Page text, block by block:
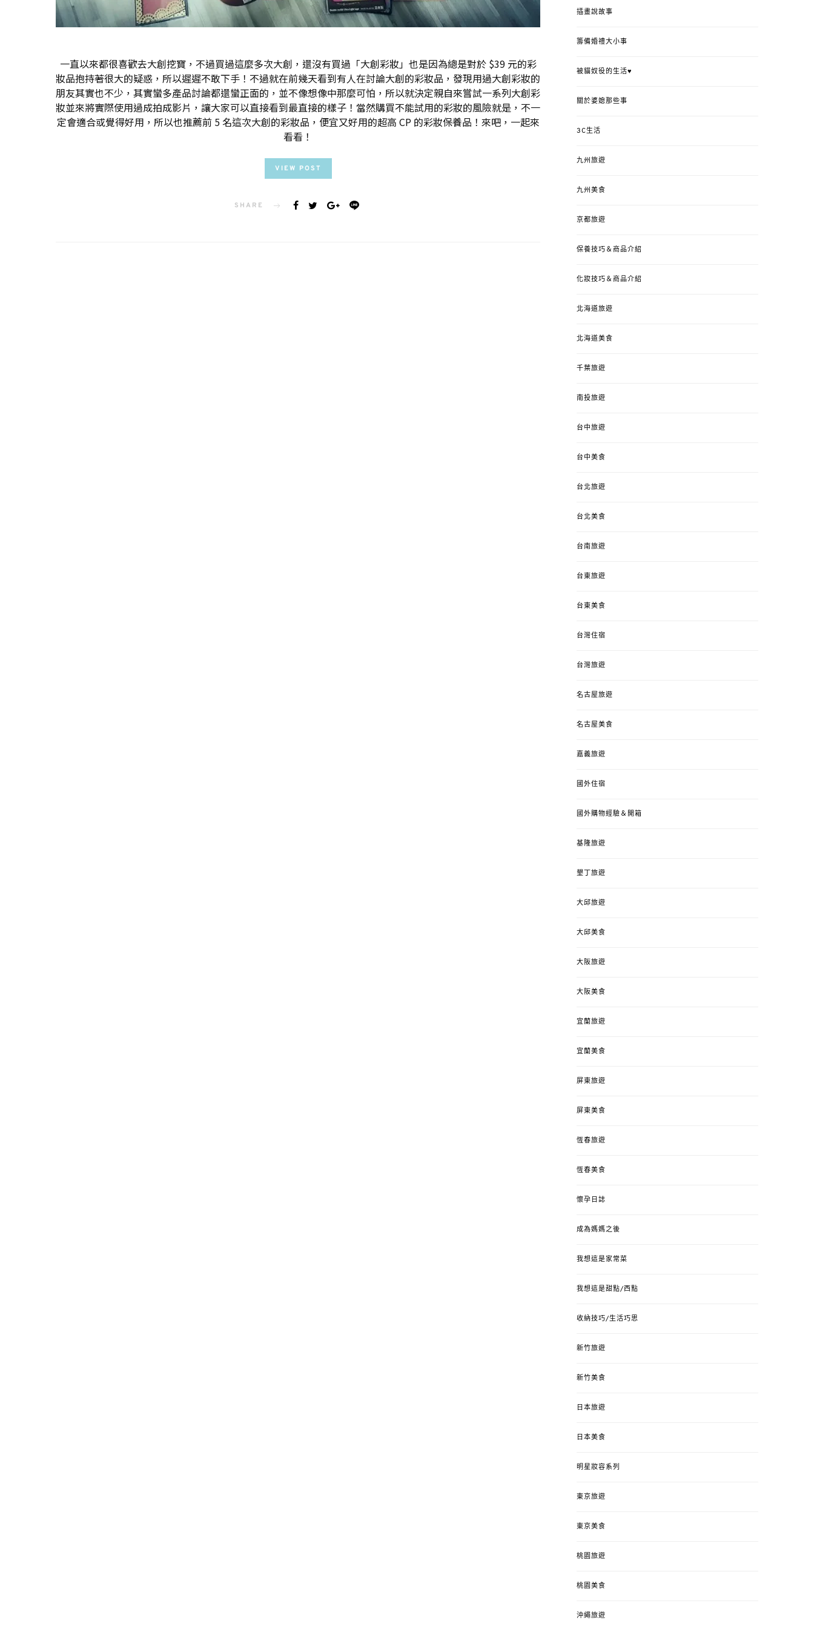
一直以來都很喜歡去大創挖寶，不過買過這麼多次大創，還沒有買過「大創彩妝」也是因為總是對於 $39 元的彩
妝品抱持著很大的疑惑，所以遲遲不敢下手！不過就在前幾天看到有人在討論大創的彩妝品，發現用過大創彩妝的
朋友其實也不少，其實蠻多產品討論都還蠻正面的，並不像想像中那麼可怕，所以就決定親自來嘗試一系列大創彩
妝並來將實際使用過成拍成影片，讓大家可以直接看到最直接的樣子！當然購買不能試用的彩妝的風險就是，不一
定會適合或覺得好用，所以也推薦前 5 名這次大創的彩妝品，便宜又好用的超高 CP 的彩妝保養品！來吧，一起來
看看！
VIEW POST
SHARE
插畫說故事
籌備婚禮大小事
被貓奴役的生活♥
關於婆媳那些事
3C生活
九州旅遊
九州美食
京都旅遊
保養技巧＆商品介紹
化妝技巧＆商品介紹
北海道旅遊
北海道美食
千葉旅遊
南投旅遊
台中旅遊
台中美食
台北旅遊
台北美食
台南旅遊
台東旅遊
台東美食
台灣住宿
台灣旅遊
名古屋旅遊
名古屋美食
嘉義旅遊
國外住宿
國外購物經驗＆開箱
基隆旅遊
墾丁旅遊
大邱旅遊
大邱美食
大阪旅遊
大阪美食
宜蘭旅遊
宜蘭美食
屏東旅遊
屏東美食
恆春旅遊
恆春美食
懷孕日誌
成為媽媽之後
我想這是家常菜
我想這是甜點/西點
收納技巧/生活巧思
新竹旅遊
新竹美食
日本旅遊
日本美食
明星妝容系列
東京旅遊
東京美食
桃園旅遊
桃園美食
沖繩旅遊